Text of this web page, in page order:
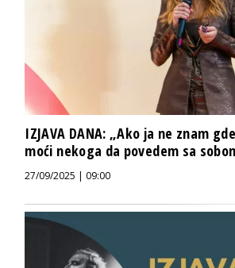
IZJAVA DANA: „Ako ja ne znam
moći nekoga da povedem sa
27/09/2025 | 09:00